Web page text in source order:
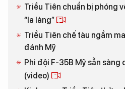
Triều Tiên chuẩn bị phóng
“la làng”
Triều Tiên chế tàu ngầm
đánh Mỹ
Phi đội F-35B Mỹ sẵn sàng
(video)